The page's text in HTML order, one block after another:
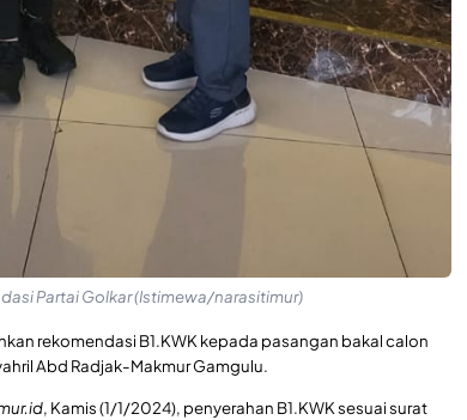
Partai Golkar (Istimewa/narasitimur)
rekomendasi B1.KWK kepada pasangan bakal calon
Abd Radjak-Makmur Gamgulu.
, Kamis (1/1/2024), penyerahan B1.KWK sesuai surat